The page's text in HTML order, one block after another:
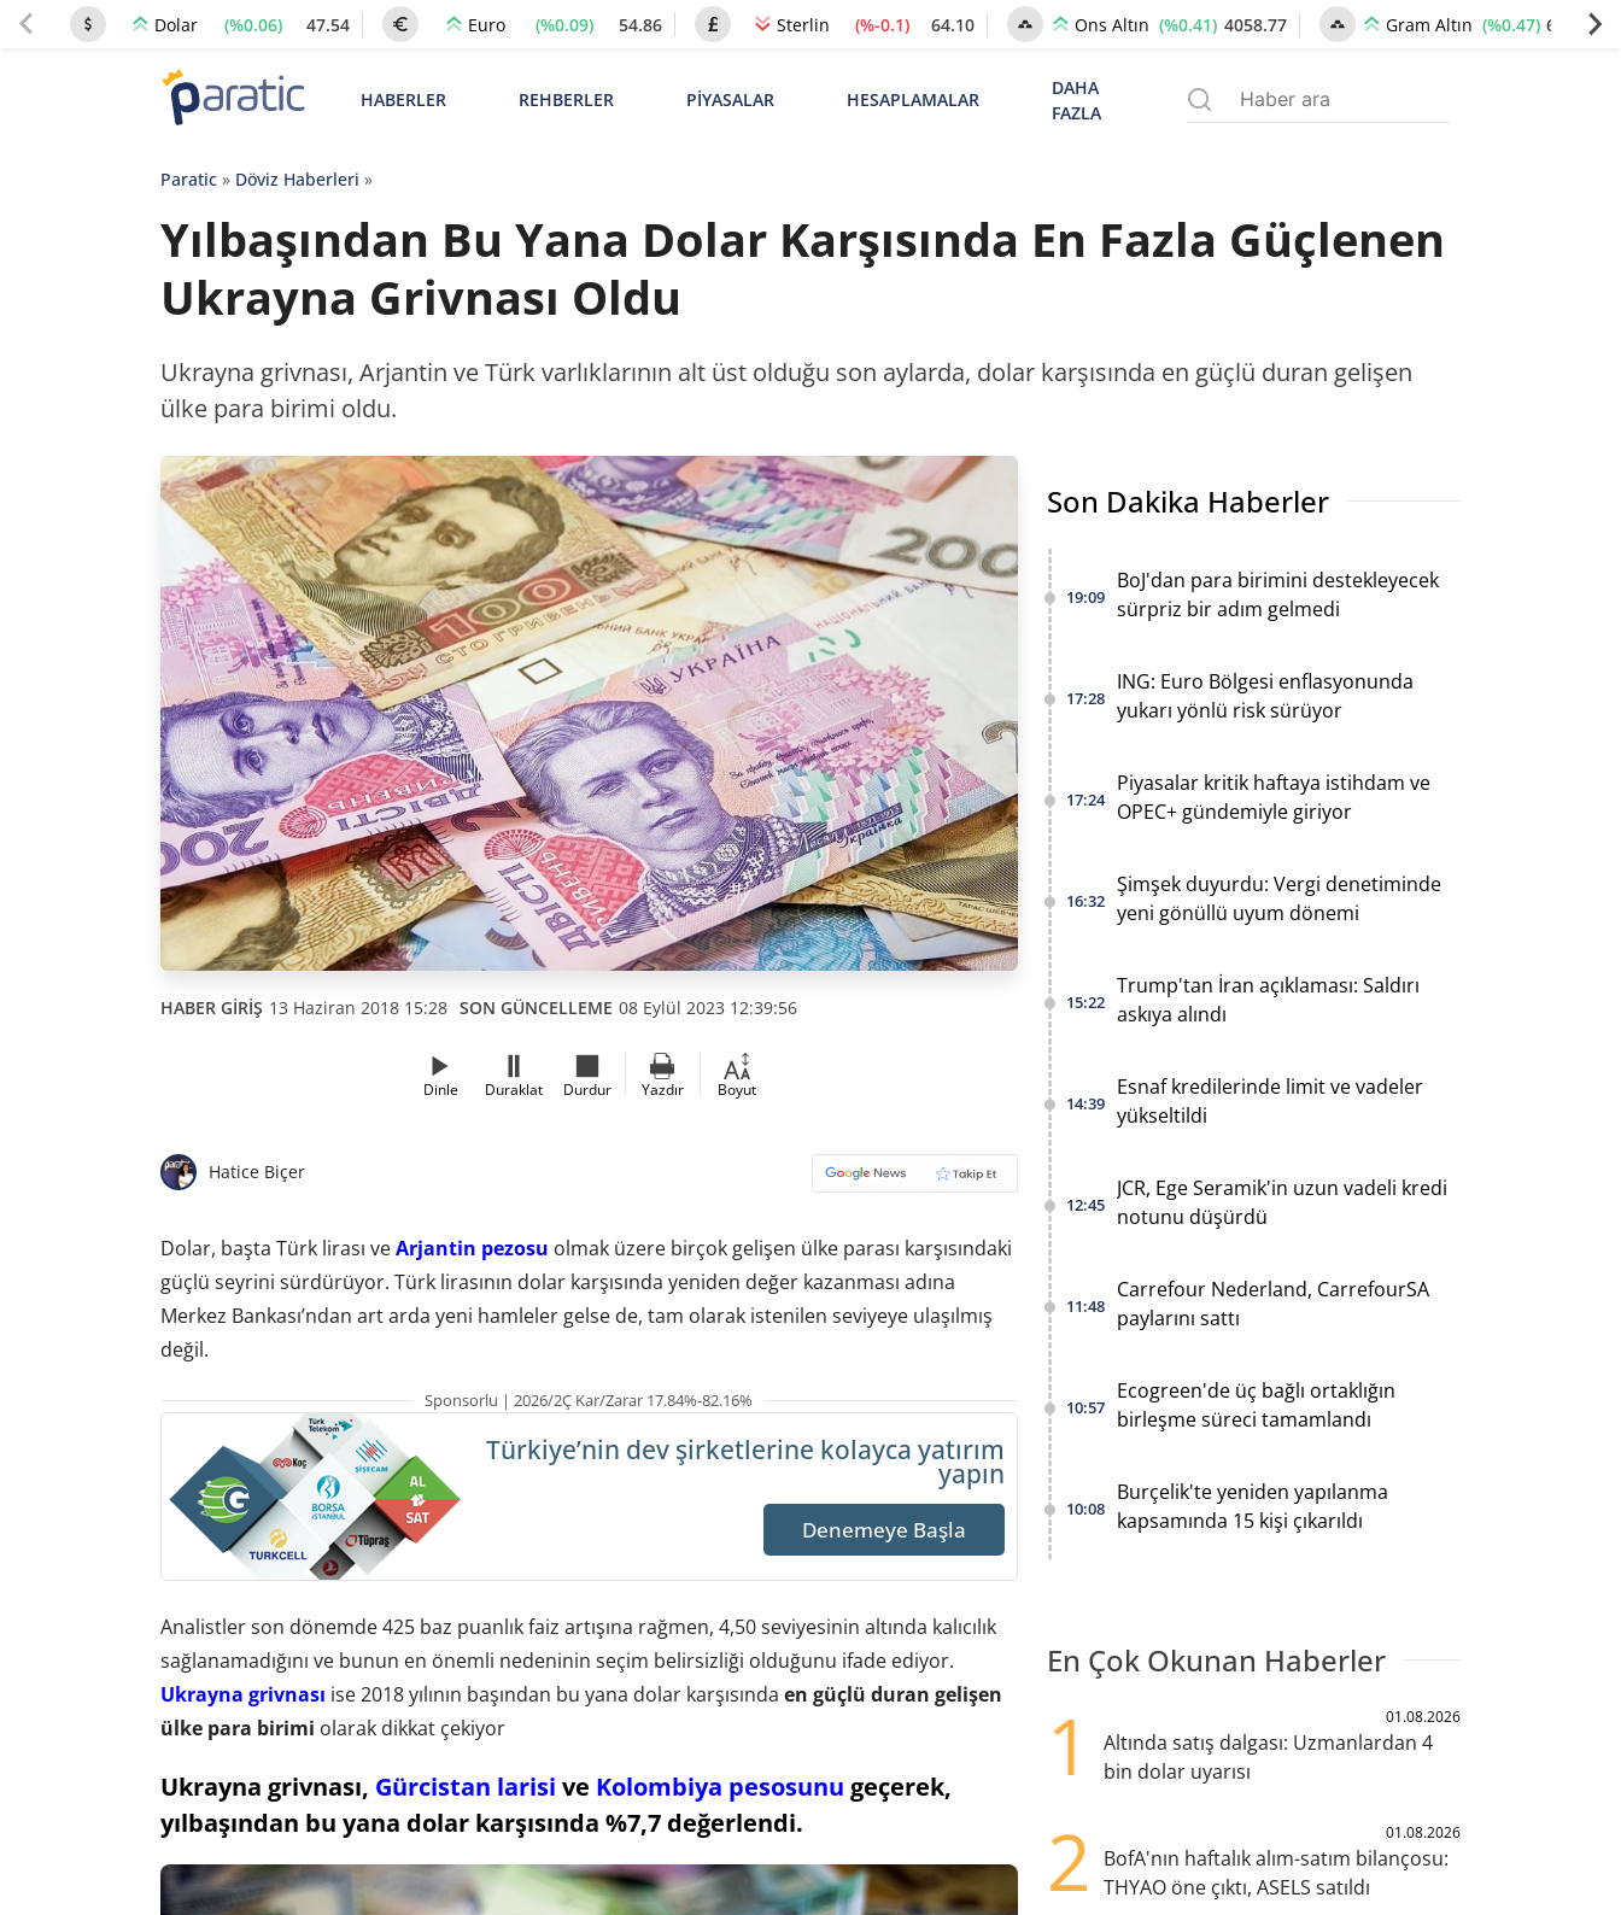
Dolar (%0.06) 47.54 Euro (%0.09) 54.86 Sterlin (%-0.1) 64.10 Ons Altın (%0.41) 4058.77 Gram Altın (%0.47) 6204.34
HABERLER REHBERLER PİYASALAR HESAPLAMALAR
DAHA
FAZLA
Paratic» Döviz Haberleri »
Yılbaşından Bu Yana Dolar Karşısında En Fazla Güçlenen
Ukrayna Grivnası Oldu
Ukrayna grivnası, Arjantin ve Türk varlıklarının alt üst olduğu son aylarda, dolar karşısında en güçlü duran gelişen
ülke para birimi oldu.
HABER GİRİŞ 13 Haziran 2018 15:28 SON GÜNCELLEME 08 Eylül 2023 12:39:56
Dinle Duraklat Durdur Yazdır Boyut
Hatice Biçer
Dolar, başta Türk lirası veArjantin pezosu olmak üzere birçok gelişen ülke parası karşısındaki
güçlü seyrini sürdürüyor. Türk lirasının dolar karşısında yeniden değer kazanması adına
Merkez Bankası’ndan art arda yeni hamleler gelse de, tam olarak istenilen seviyeye ulaşılmış
değil.
Sponsorlu | 2026/2Ç Kar/Zarar 17.84%-82.16%
Türkiye’nin dev şirketlerine kolayca yatırım
yapın
Denemeye Başla
Analistler son dönemde 425 baz puanlık faiz artışına rağmen, 4,50 seviyesinin altında kalıcılık
sağlanamadığını ve bunun en önemli nedeninin seçim belirsizliği olduğunu ifade ediyor.
Ukrayna grivnası ise 2018 yılının başından bu yana dolar karşısında en güçlü duran gelişen
ülke para birimi olarak dikkat çekiyor
Ukrayna grivnası, Gürcistan larisi ve Kolombiya pesosunu geçerek,
yılbaşından bu yana dolar karşısında %7,7 değerlendi.
Son Dakika Haberler
19:09
BoJ'dan para birimini destekleyecek
sürpriz bir adım gelmedi
17:28
ING: Euro Bölgesi enflasyonunda
yukarı yönlü risk sürüyor
17:24
Piyasalar kritik haftaya istihdam ve
OPEC+ gündemiyle giriyor
16:32
Şimşek duyurdu: Vergi denetiminde
yeni gönüllü uyum dönemi
15:22
Trump'tan İran açıklaması: Saldırı
askıya alındı
14:39
Esnaf kredilerinde limit ve vadeler
yükseltildi
12:45
JCR, Ege Seramik'in uzun vadeli kredi
notunu düşürdü
11:48
Carrefour Nederland, CarrefourSA
paylarını sattı
10:57
Ecogreen'de üç bağlı ortaklığın
birleşme süreci tamamlandı
10:08
Burçelik'te yeniden yapılanma
kapsamında 15 kişi çıkarıldı
En Çok Okunan Haberler
1 01.08.2026
Altında satış dalgası: Uzmanlardan 4
bin dolar uyarısı
2 01.08.2026
BofA'nın haftalık alım-satım bilançosu:
THYAO öne çıktı, ASELS satıldı